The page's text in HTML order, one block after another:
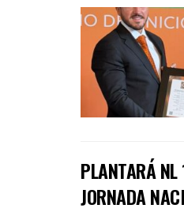
PLANTARÁ
JORNADA